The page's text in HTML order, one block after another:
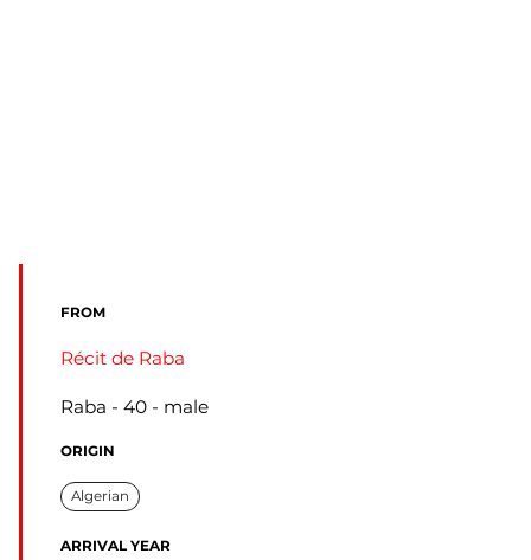
FROM
Récit de Raba
Raba 40 male
ORIGIN
Algerian
ARRIVAL YEAR